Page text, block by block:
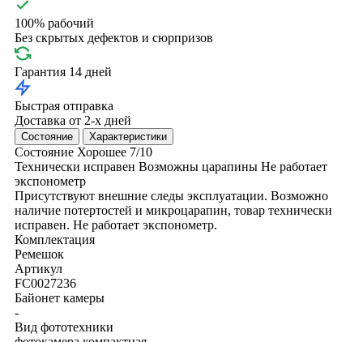
100% рабочий
Без скрытых дефектов и сюрпризов
Гарантия 14 дней
Быстрая отправка
Доставка от 2-х дней
Состояние Характеристики
Состояние Хорошее 7/10
Технически исправен Возможны царапины Не работает
экспонометр
Присутствуют внешние следы эксплуатации. Возможно
наличие потертостей и микроцарапин, товар технически
исправен. Не работает экспонометр.
Комплектация
Ремешок
Артикул
FC0027236
Байонет камеры
-
Вид фототехники